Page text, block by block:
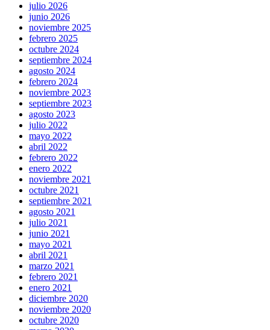
julio 2026
junio 2026
noviembre 2025
febrero 2025
octubre 2024
septiembre 2024
agosto 2024
febrero 2024
noviembre 2023
septiembre 2023
agosto 2023
julio 2022
mayo 2022
abril 2022
febrero 2022
enero 2022
noviembre 2021
octubre 2021
septiembre 2021
agosto 2021
julio 2021
junio 2021
mayo 2021
abril 2021
marzo 2021
febrero 2021
enero 2021
diciembre 2020
noviembre 2020
octubre 2020